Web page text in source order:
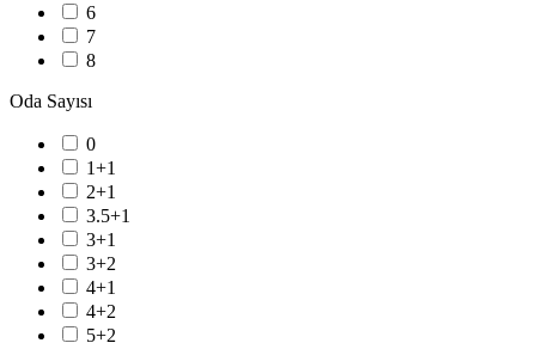
6
7
8
Oda Sayısı
0
1+1
2+1
3.5+1
3+1
3+2
4+1
4+2
5+2